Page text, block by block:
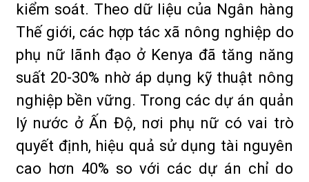
kiểm soát. Theo dữ liệu của Ngân hàng
Thế giới, các hợp tác xã nông nghiệp do
phụ nữ lãnh đạo ở Kenya đã tăng năng
suất 20-30% nhờ áp dụng kỹ thuật nông
nghiệp bền vững. Trong các dự án quản
lý nước ở Ấn Độ, nơi phụ nữ có vai trò
quyết định, hiệu quả sử dụng tài nguyên
cao hơn 40% so với các dự án chỉ do